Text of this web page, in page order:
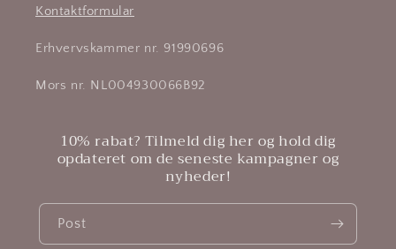
Kontaktformular
Erhvervskammer nr. 91990696
Mors nr. NL004930066B92
10% rabat? Tilmeld dig her og hold dig
opdateret om de seneste kampagner og
nyheder!
Post